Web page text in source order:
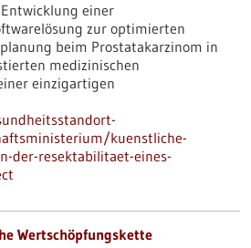
einer
zur optimierten
beim Prostatakarzinom in
medizinischen
einzigartigen
kuenstliche-
der-resektabilitaet-eines-
Wertschöpfungskette